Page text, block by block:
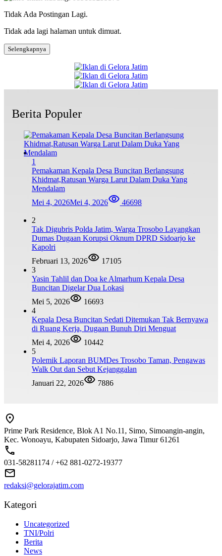
Tidak Ada Postingan Lagi.
Tidak ada lagi halaman untuk dimuat.
Selengkapnya
Berita Populer
1
Pemakaman Kepala Desa Buncitan Berlangsung
Khidmat,Ratusan Warga Larut Dalam Duka Yang
Mendalam
Mei 4, 2026Mei 4, 2026 46698
2
Tak Digubris Polda Jatim, Warga Trosobo Layangkan
Dumas Dugaan Korupsi Oknum DPRD Sidoarjo ke
Kapolri
Februari 13, 2026
17105
3
Yasin Tahlil dan Doa ke Almarhum Kepala Desa
Buncitan Digelar Dua Lokasi
Mei 5, 2026
16693
4
Kepala Desa Buncitan Sedati Ditemukan Tak Bernyawa
di Ruang Kerja, Dugaan Bunuh Diri Menguat
Mei 4, 2026
10442
5
Polemik Laporan BUMDes Trosobo Taman, Pengawas
Walk Out dan Sebut Kejanggalan
Januari 22, 2026
7886
Prime Park Residence, Blok A1 No.11, Simo, Simoangin-angin,
Kec. Wonoayu, Kabupaten Sidoarjo, Jawa Timur 61261
031-58281174 / +62 881-0272-19377
redaksi@gelorajatim.com
Kategori
Uncategorized
TNI/Polri
Berita
News